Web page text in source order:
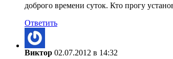
доброго времени суток. Кто прогу
Ответить
Виктор 02.07.2012 в 14:32